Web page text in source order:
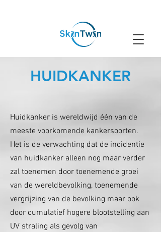
HUIDKANKER
Huidkanker is wereldwijd één van de
meeste voorkomende kankersoorten.
Het is de verwachting dat de incidentie
van huidkanker alleen nog maar verder
zal toenemen door toenemende groei
van de wereldbevolking, toenemende
vergrijzing van de bevolking maar ook
door cumulatief hogere blootstelling aan
UV straling als gevolg van